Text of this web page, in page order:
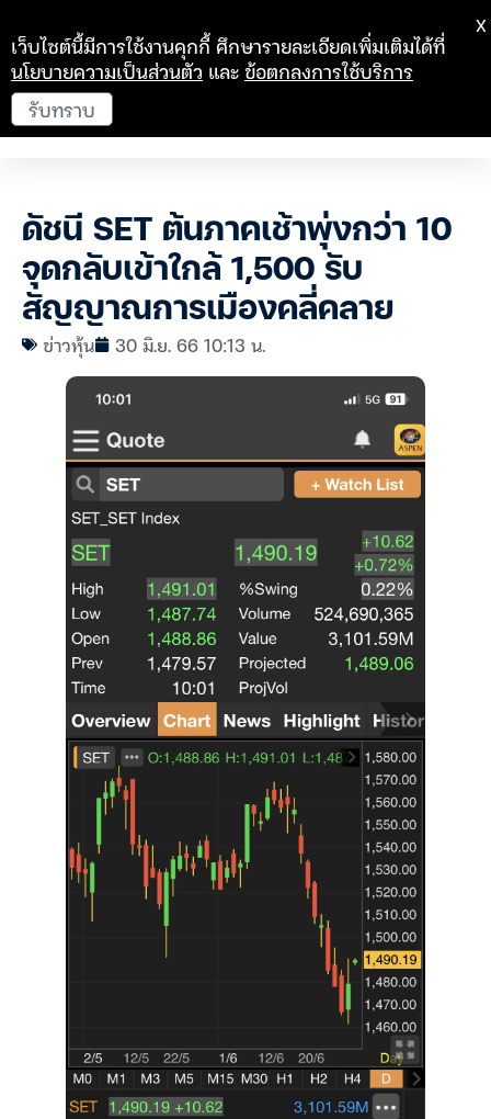
ดัชนี SET ต้นภาคเช้าพุ่งกว่า 10
จุดกลับเข้าใกล้ 1,500 รับ
สัญญาณการเมืองคลี่คลาย
ข่าวหุ้น 30 มิ.ย. 66 10:13 น.
เว็บไซต์นี้มีการใช้งานคุกกี้ ศึกษารายละเอียดเพิ่มเติมได้ที่
นโยบายความเป็นส่วนตัว และข้อตกลงการใช้บริการ
รับทราบ
X